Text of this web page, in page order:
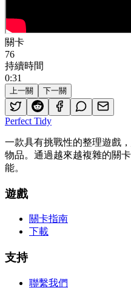
關卡
76
持續時間
0:31
上一關 下一關
Perfect Tidy
一款具有挑戰性的整理遊戲
物品。通過越來越複雜的關
能。
遊戲
關卡指南
下載
支持
聯繫我們